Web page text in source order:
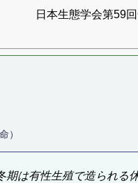
日本生態学会第59
）
期は有性生殖で造られる